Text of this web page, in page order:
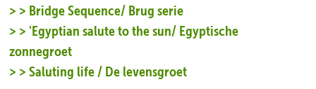
> > Bridge Sequence/ Brug serie
> > 'Egyptian salute to the sun/ Egyptische
zonnegroet
> > Saluting life / De levensgroet